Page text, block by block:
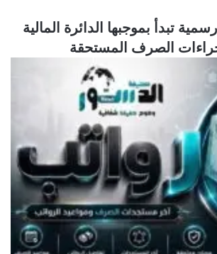
تبدأ بموجبها الدائرة المالية
الصرف المستحقة